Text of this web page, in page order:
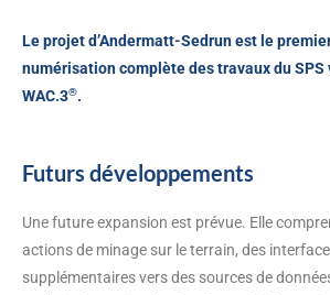
Le projet d’Andermatt-Sedrun est le
numérisation complète des travaux du SPS
WAC.3®.
Futurs développements
Une future expansion est prévue. Elle
actions de minage sur le terrain, des
supplémentaires vers des sources de